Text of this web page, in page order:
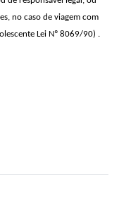
no caso de viagem com
Lei Nº 8069/90) .